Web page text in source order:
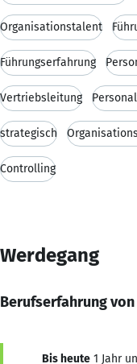
Organisationstalent
Führungserfahrung
Vertriebsleitung
strategisch
Controlling
Werdegang
Berufserfahrung
Bis heute 1 Jahr